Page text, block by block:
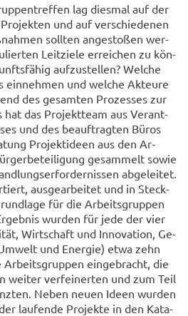
lag dies­mal auf der
und auf ver­schie­de­nen
soll­ten an­ge­sto­ßen wer­
Leit­zie­le er­rei­chen zu kön­
auf­zu­stel­len? Wel­che
ein­neh­men und wel­che Ak­teu­re
des ge­sam­ten Pro­zes­ses zur
hat das Pro­jekt­team aus Ver­ant­
und des be­auf­trag­ten Büros
Pro­jekt­ideen aus den Ar­
ge­sam­melt sowie
ab­ge­lei­tet.
aus­ge­ar­bei­tet und in Steck­
für die Ar­beits­grup­pen
wur­den für jede der vier
Wirt­schaft und In­no­va­ti­on, Ge­
und En­er­gie) etwa zehn
Ar­beits­grup­pen ein­ge­bracht, die
wei­ter ver­fei­ner­ten und zum Teil
Neben neuen Ideen wur­den
lau­fen­de Pro­jek­te in den Ka­ta­